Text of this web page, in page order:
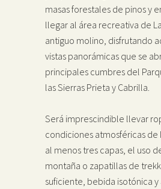
masas forestales de pinos y
llegar al área recreativa de
antiguo molino, disfrutando
vistas panorámicas que se
principales cumbres del
las Sierras Prieta y Cabrilla.
Será imprescindible llevar
condiciones atmosféricas de
al menos tres capas, el uso
montaña o zapatillas de
suficiente, bebida isotónica y